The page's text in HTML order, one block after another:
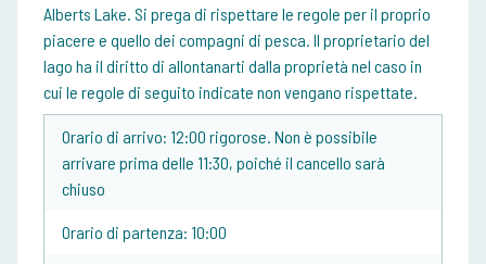
Alberts Lake. Si prega di rispettare le regole per il proprio
piacere e quello dei compagni di pesca. Il proprietario del
lago ha il diritto di allontanarti dalla proprietà nel caso in
cui le regole di seguito indicate non vengano rispettate.
Orario di arrivo: 12:00 rigorose. Non è possibile
arrivare prima delle 11:30, poiché il cancello sarà
chiuso
Orario di partenza: 10:00